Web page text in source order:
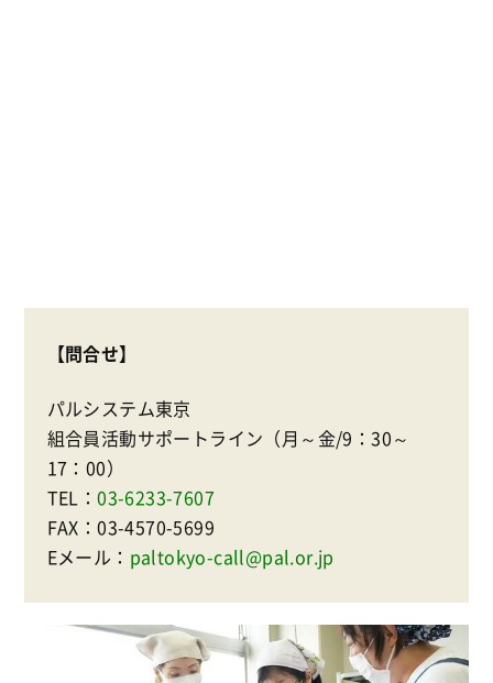
【問合せ】
パルシステム東京
組合員活動サポートライン（月～金/9：30～
17：00）
TEL：03-6233-7607
FAX：03-4570-5699
Eメール： paltokyo-call@pal.or.jp